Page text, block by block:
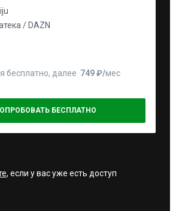
/ DAZN
бесплатно, далее 749 ₽⁠/⁠мес
БЕСПЛАТНО
, если у вас уже есть доступ